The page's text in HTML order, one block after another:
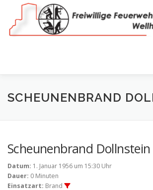
springen
NEWS VEREIN 150 JAHRE
COOKIE-RICHTLINIE (EU)
SCHEUNENBRAND
Scheunenbrand Dollnstein
Datum: 1. Januar 1956 um 15:30 Uhr
Dauer: 0 Minuten
Einsatzart: Brand